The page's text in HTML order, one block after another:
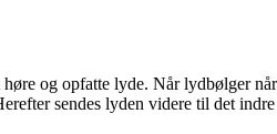
og opfatte lyde. Når lydbølger
sendes lyden videre til det